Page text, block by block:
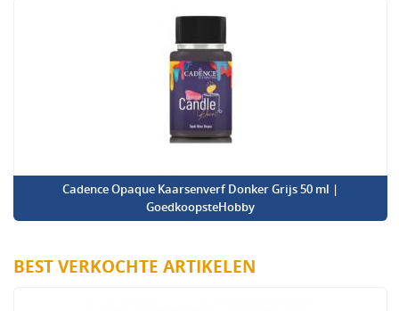
Cadence Opaque Kaarsenverf Donker Grijs 50 ml |
GoedkoopsteHobby
BEST VERKOCHTE ARTIKELEN